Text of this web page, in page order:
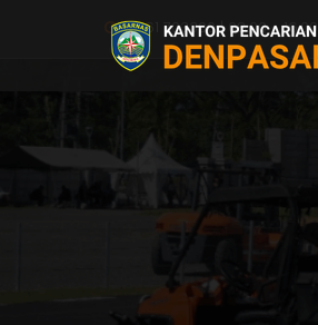
0361 703300 | 08.00 - 16.00